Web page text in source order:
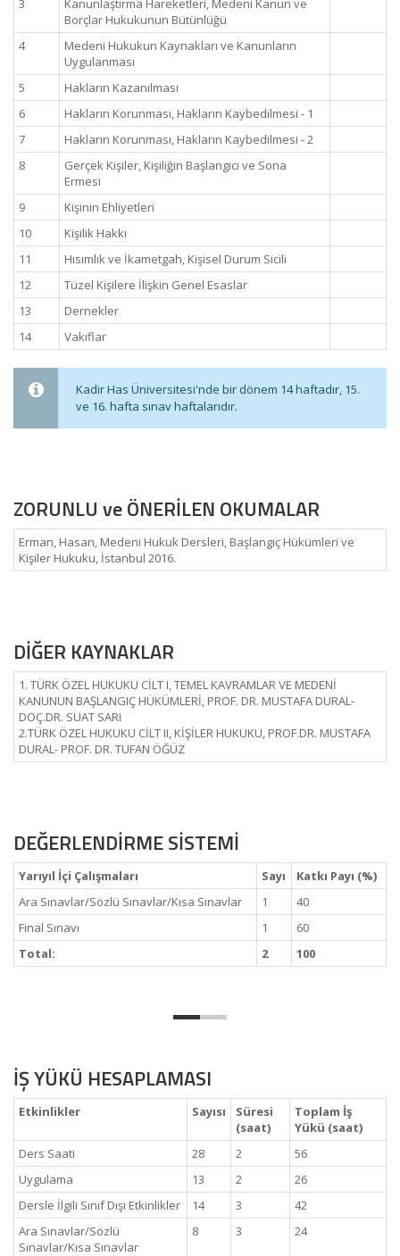
3
Kanunlaştırma Hareketleri, Medeni Kanun ve
Borçlar Hukukunun Bütünlüğü
4
Medeni Hukukun Kaynakları ve Kanunların
Uygulanması
5
Hakların Kazanılması
6
Hakların Korunması, Hakların Kaybedilmesi - 1
7
Hakların Korunması, Hakların Kaybedilmesi - 2
8
Gerçek Kişiler, Kişiliğin Başlangıcı ve Sona
Ermesi
9
Kişinin Ehliyetleri
10
Kişilik Hakkı
11
Hısımlık ve İkametgah, Kişisel Durum Sicili
12
Tüzel Kişilere İlişkin Genel Esaslar
13
Dernekler
14
Vakıflar
Kadir Has Üniversitesi'nde bir dönem 14 haftadır, 15.
ve 16. hafta sınav haftalarıdır.
ZORUNLU ve ÖNERİLEN OKUMALAR
Erman, Hasan, Medeni Hukuk Dersleri, Başlangıç Hükümleri ve
Kişiler Hukuku, İstanbul 2016.
DİĞER KAYNAKLAR
1. TÜRK ÖZEL HUKUKU CİLT I, TEMEL KAVRAMLAR VE MEDENİ
KANUNUN BAŞLANGIÇ HÜKÜMLERİ, PROF. DR. MUSTAFA DURAL-
DOÇ.DR. SUAT SARI
2.TÜRK ÖZEL HUKUKU CİLT II, KİŞİLER HUKUKU, PROF.DR. MUSTAFA
DURAL- PROF. DR. TUFAN ÖĞÜZ
DEĞERLENDİRME SİSTEMİ
Yarıyıl İçi Çalışmaları Sayı
Katkı Payı (%)
Ara Sınavlar/Sözlü Sınavlar/Kısa Sınavlar
1
40
Final Sınavı
1
60
Total:
2 100
İŞ YÜKÜ HESAPLAMASI
Etkinlikler Sayısı
Süresi
(saat)
Toplam İş
Yükü (saat)
Ders Saati
28 2
56
Uygulama
13 2
26
Dersle İlgili Sınıf Dışı Etkinlikler
14 3
42
Ara Sınavlar/Sözlü
Sınavlar/Kısa Sınavlar
8 3 24